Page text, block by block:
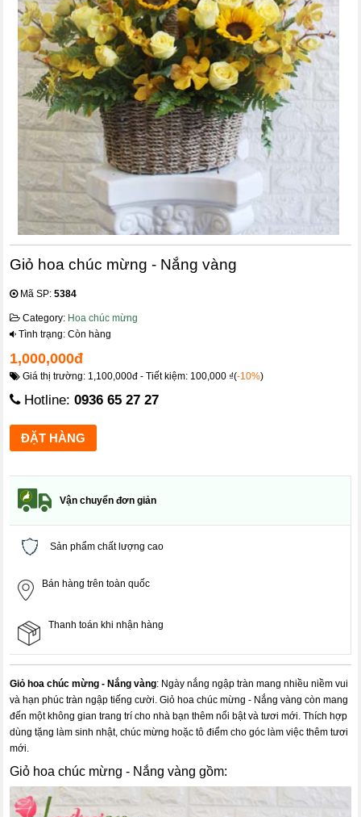
Giỏ hoa chúc mừng - Nắng vàng
Mã SP:5384
Category: Hoa chúc mừng
Tình trạng: Còn hàng
1,000,000đ
Giá thị trường: 1,100,000đ - Tiết kiệm: 100,000 ₫(-10%)
Hotline:0936 65 27 27
Vận chuyển đơn giản
Sản phẩm chất lượng cao
Bán hàng trên toàn quốc
Thanh toán khi nhận hàng
Giỏ hoa chúc mừng - Nắng vàng: Ngày nắng ngập tràn mang nhiều niềm vui
và hạn phúc tràn ngập tiếng cười. Giỏ hoa chúc mừng - Nắng vàng còn mang
đến một không gian trang trí cho nhà bạn thêm nổi bật và tươi mới. Thích hợp
dùng tặng làm sinh nhật, chúc mừng hoặc tô điểm cho góc làm việc thêm tươi
mới.
Giỏ hoa chúc mừng - Nắng vàng gồm: